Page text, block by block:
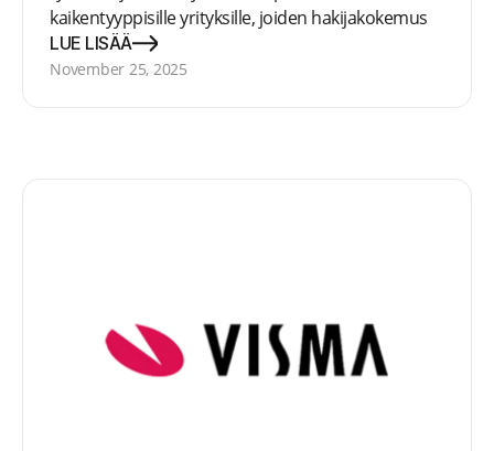
kaikentyyppisille yrityksille, joiden hakijakokemus
on etusijalla. Yli 200 000 käyttäjää yli 5000
yrityksessä ympäri maailmaa valitsee Teamtailorin
LUE LISÄÄ
November 25, 2025